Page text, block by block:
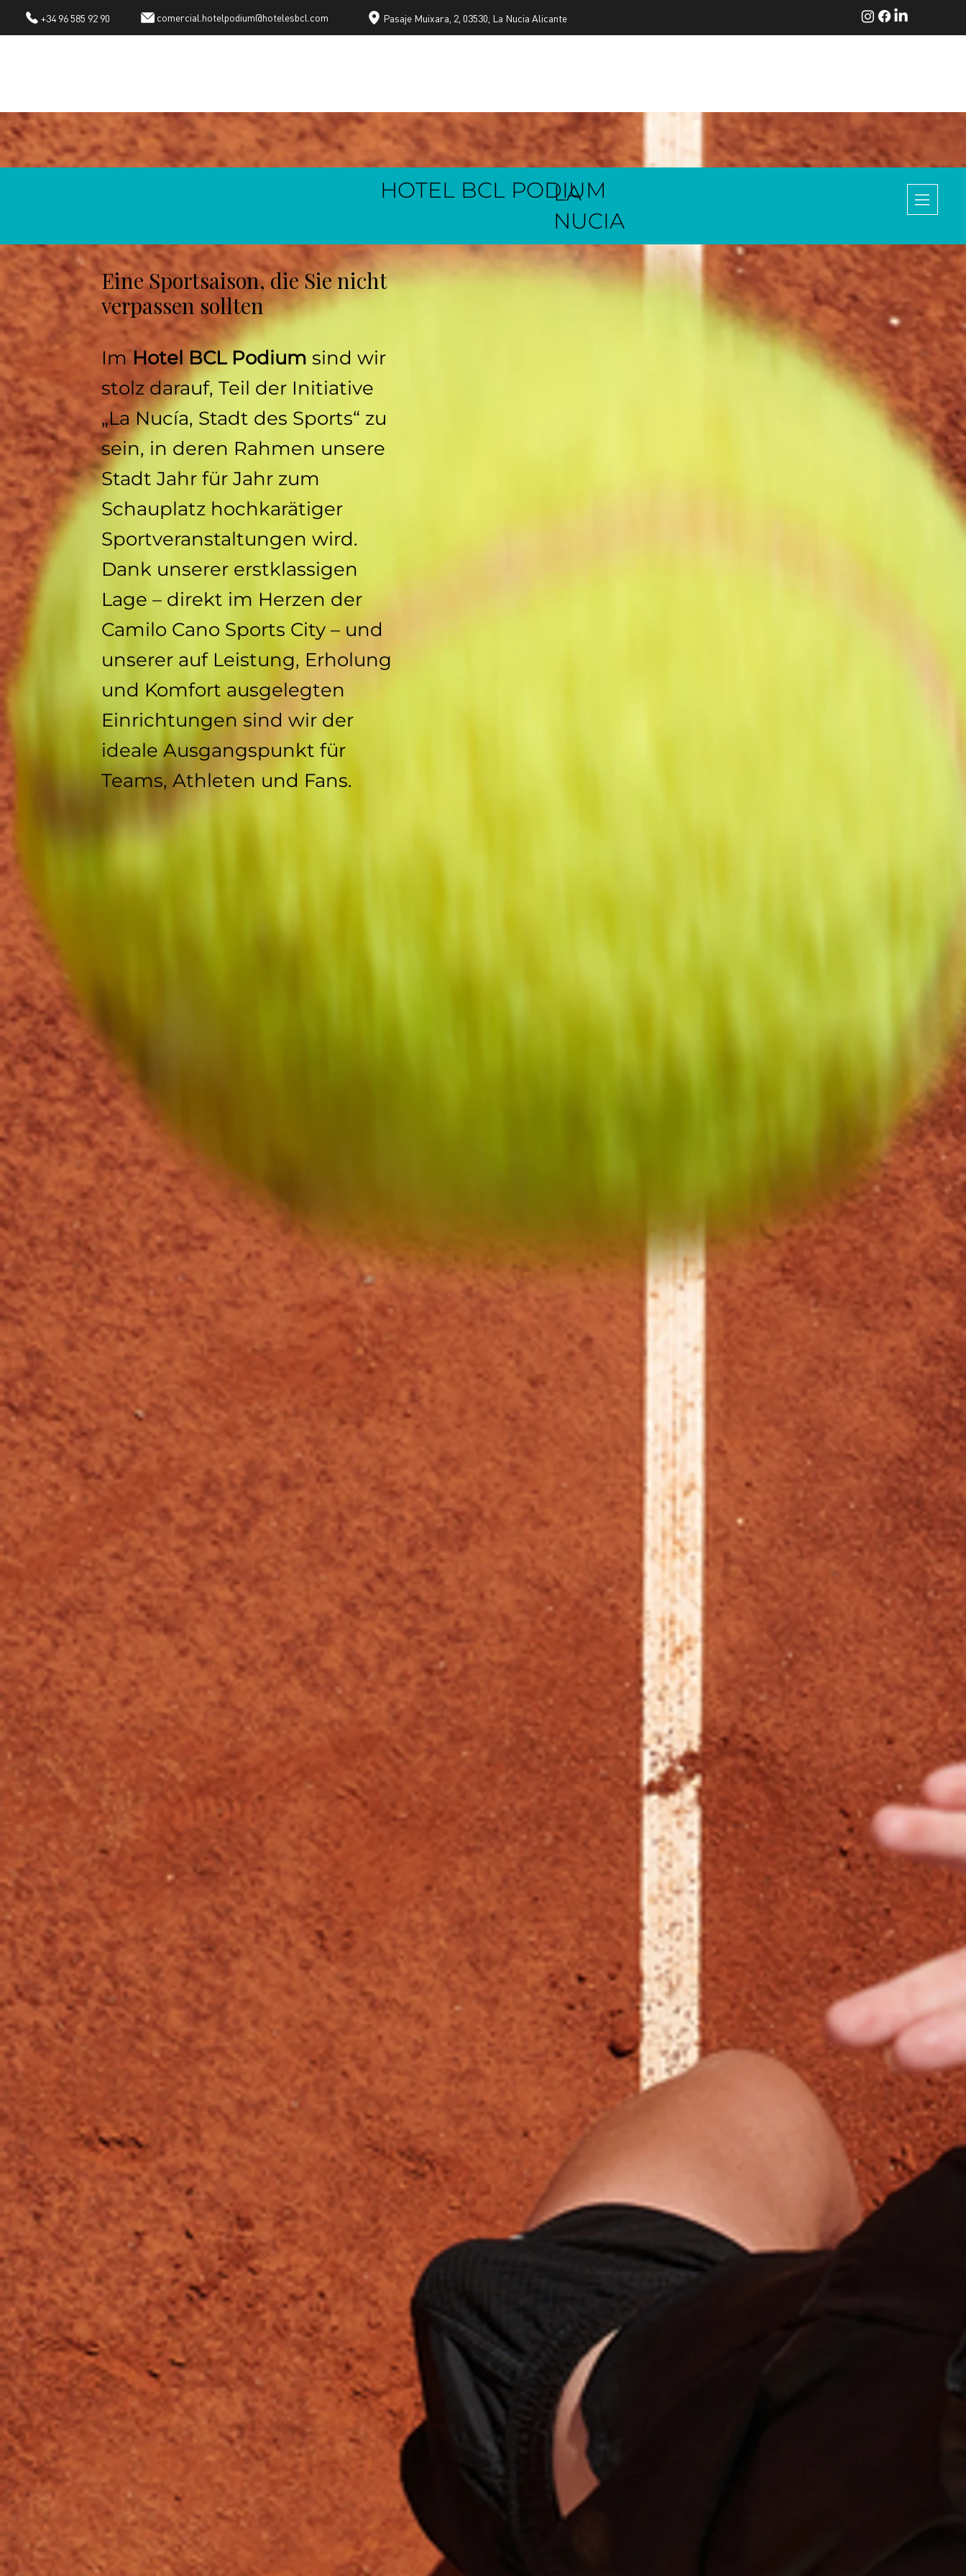
+34 96 585 92 90 comercial.hotelpodium@hotelesbcl.com Pasaje Muixara, 2, 03530, La Nucia Alicante
HOTEL BCL PODIUM
LA
NUCIA
Eine Sportsaison, die Sie nicht
verpassen sollten
ImHotel BCL Podium sind wir
stolz darauf, Teil der Initiative
„La Nucía, Stadt des Sports“ zu
sein, in deren Rahmen unsere
Stadt Jahr für Jahr zum
Schauplatz hochkarätiger
Sportveranstaltungen wird.
Dank unserer erstklassigen
Lage – direkt im Herzen der
Camilo Cano Sports City – und
unserer auf Leistung, Erholung
und Komfort ausgelegten
Einrichtungen sind wir der
ideale Ausgangspunkt für
Teams, Athleten und Fans.